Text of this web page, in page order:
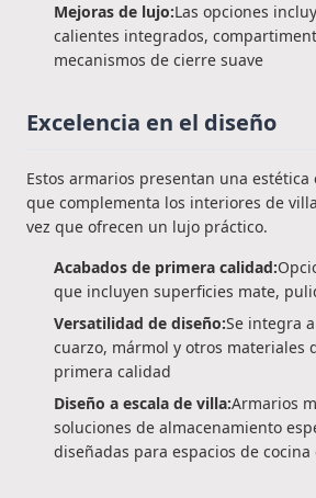
Mejoras de lujo:Las opciones
calientes integrados,
mecanismos de cierre suave
Excelencia en el diseño
Estos armarios presentan una
que complementa los interiores de
vez que ofrecen un lujo práctico.
Acabados de primera calidad:
que incluyen superficies mate,
Versatilidad de diseño:Se integra
cuarzo, mármol y otros materiales
primera calidad
Diseño a escala de villa:Armarios
soluciones de almacenamiento
diseñadas para espacios de